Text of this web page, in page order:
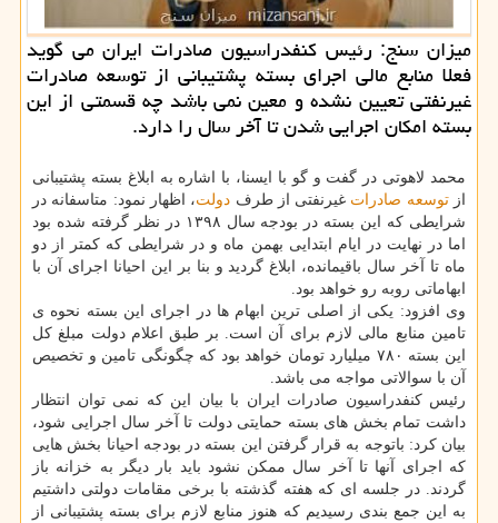
میزان سنج: رئیس كنفدراسیون صادرات ایران می گوید
فعلا منابع مالی اجرای بسته پشتیبانی از توسعه صادرات
غیرنفتی تعیین نشده و معین نمی باشد چه قسمتی از این
بسته امكان اجرایی شدن تا آخر سال را دارد.
محمد لاهوتی در گفت و گو با ایسنا، با اشاره به ابلاغ بسته پشتیبانی
ازتوسعه صادرات غیرنفتی از طرف دولت، اظهار نمود: متاسفانه در
شرایطی كه این بسته در بودجه سال ۱۳۹۸ در نظر گرفته شده بود
اما در نهایت در ایام ابتدایی بهمن ماه و در شرایطی كه كمتر از دو
ماه تا آخر سال باقیمانده، ابلاغ گردید و بنا بر این احیانا اجرای آن با
ابهاماتی روبه رو خواهد بود.
وی افزود: یكی از اصلی ترین ابهام ها در اجرای این بسته نحوه ی
تامین منابع مالی لازم برای آن است. بر طبق اعلام دولت مبلغ كل
این بسته ۷۸۰ میلیارد تومان خواهد بود كه چگونگی تامین و تخصیص
آن با سوالاتی مواجه می باشد.
رئیس كنفدراسیون صادرات ایران با بیان این كه نمی توان انتظار
داشت تمام بخش های بسته حمایتی دولت تا آخر سال اجرایی شود،
بیان كرد: باتوجه به قرار گرفتن این بسته در بودجه احیانا بخش هایی
كه اجرای آنها تا آخر سال ممكن نشود باید بار دیگر به خزانه باز
گردند. در جلسه ای كه هفته گذشته با برخی مقامات دولتی داشتیم
به این جمع بندی رسیدیم كه هنوز منابع لازم برای بسته پشتیبانی از